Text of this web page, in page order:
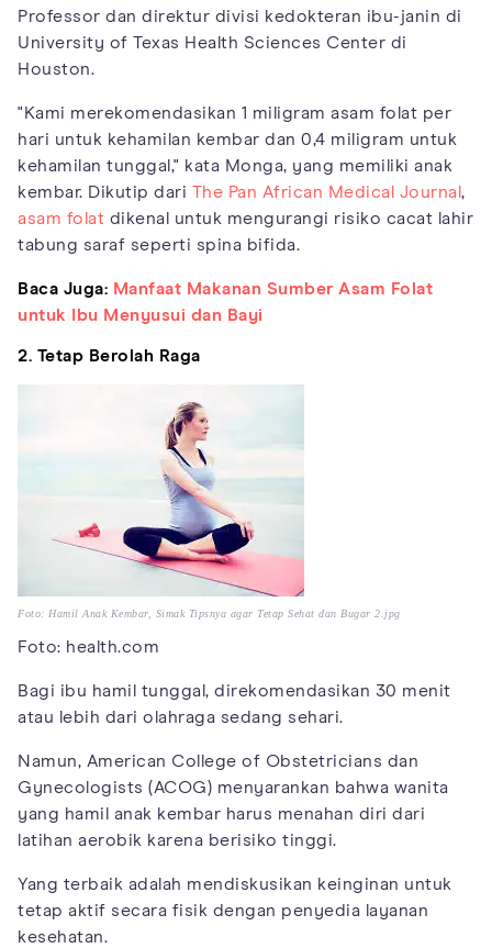
Professor dan direktur divisi kedokteran ibu-janin di
University of Texas Health Sciences Center di
Houston.
"Kami merekomendasikan 1 miligram asam folat per
hari untuk kehamilan kembar dan 0,4 miligram untuk
kehamilan tunggal," kata Monga, yang memiliki anak
kembar. Dikutip dari The Pan African Medical Journal ,
asam folat dikenal untuk mengurangi risiko cacat lahir
tabung saraf seperti spina bifida.
Baca Juga: Manfaat Makanan Sumber Asam Folat
untuk Ibu Menyusui dan Bayi
2. Tetap Berolah Raga
Foto: Hamil Anak Kembar, Simak Tipsnya agar Tetap Sehat dan Bugar 2.jpg
Foto: health.com
Bagi ibu hamil tunggal, direkomendasikan 30 menit
atau lebih dari olahraga sedang sehari.
Namun, American College of Obstetricians dan
Gynecologists (ACOG) menyarankan bahwa wanita
yang hamil anak kembar harus menahan diri dari
latihan aerobik karena berisiko tinggi.
Yang terbaik adalah mendiskusikan keinginan untuk
tetap aktif secara fisik dengan penyedia layanan
kesehatan.